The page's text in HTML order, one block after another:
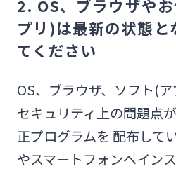
2. OS、ブラウザや
プリ)は最新の状態と
てください
OS、ブラウザ、ソフト(ア
セキュリティ上の問題点
正プログラムを 配布して
やスマートフォンへイン